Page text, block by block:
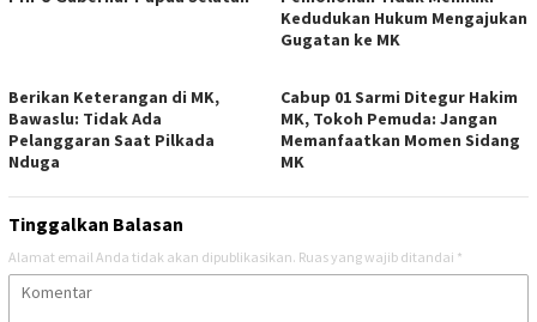
Kedudukan Hukum Mengajukan
Gugatan ke MK
Berikan Keterangan di MK,
Bawaslu: Tidak Ada
Pelanggaran Saat Pilkada
Nduga
Cabup 01 Sarmi Ditegur Hakim
MK, Tokoh Pemuda: Jangan
Memanfaatkan Momen Sidang
MK
Tinggalkan Balasan
Alamat email Anda tidak akan dipublikasikan. Ruas yang wajib ditandai *